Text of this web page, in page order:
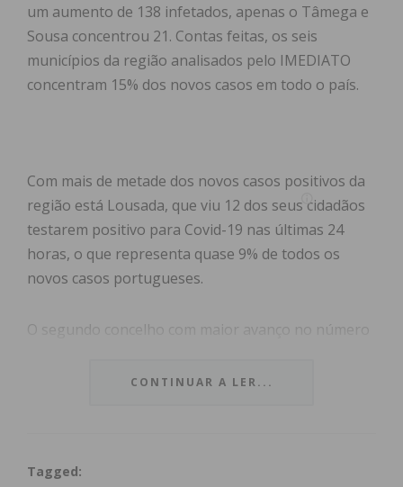
um aumento de 138 infetados, apenas o Tâmega e
Sousa concentrou 21. Contas feitas, os seis
municípios da região analisados pelo IMEDIATO
concentram 15% dos novos casos em todo o país.
Com mais de metade dos novos casos positivos da
região está Lousada, que viu 12 dos seus cidadãos
testarem positivo para Covid-19 nas últimas 24
horas, o que representa quase 9% de todos os
novos casos portugueses.
O segundo concelho com maior avanço no número
casos, chegando no total aos 374. Já em Paredes
CONTINUAR A LER...
Tagged: